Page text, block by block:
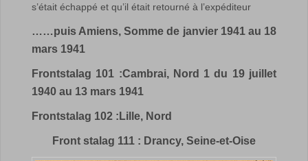
s’était échappé et qu’il était retourné à l’expéditeur
……puis Amiens, Somme de janvier 1941 au 18
mars 1941
Frontstalag 101 :Cambrai, Nord 1 du 19 juillet
1940 au 13 mars 1941
Frontstalag 102 :Lille, Nord
Front stalag 111 : Drancy, Seine-et-Oise